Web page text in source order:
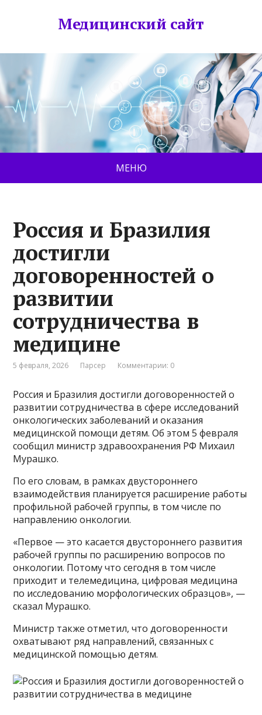
Медицинский сайт
МЕНЮ
Россия и Бразилия
достигли
договоренностей о
развитии
сотрудничества в
медицине
5 февраля, 2026 Парсер Комментарии: 0
Россия и Бразилия достигли договоренностей о
развитии сотрудничества в сфере исследований
онкологических заболеваний и оказания
медицинской помощи детям. Об этом 5 февраля
сообщил министр здравоохранения РФ Михаил
Мурашко.
По его словам, в рамках двустороннего
взаимодействия планируется расширение работы
профильной рабочей группы, в том числе по
направлению онкологии.
«Первое — это касается двустороннего развития
рабочей группы по расширению вопросов по
онкологии. Потому что сегодня в том числе
приходит и телемедицина, цифровая медицина
по исследованию морфологических образцов», —
сказал Мурашко.
Министр также отметил, что договоренности
охватывают ряд направлений, связанных с
медицинской помощью детям.